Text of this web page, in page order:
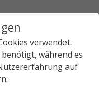
verwendet.
während es
auf